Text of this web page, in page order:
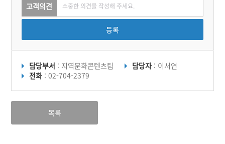
고객의견
등록
담당부서 : 지역문화콘텐츠팀 담당자 : 이서연
전화 : 02-704-2379
목록